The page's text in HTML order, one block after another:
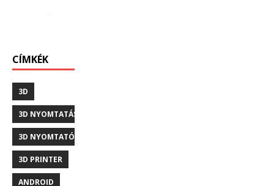
CÍMKÉK
3D
3D NYOMTATÁS
3D NYOMTATÓ
3D PRINTER
ANDROID